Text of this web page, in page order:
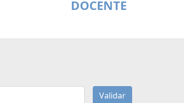
DOCENTE
Validar